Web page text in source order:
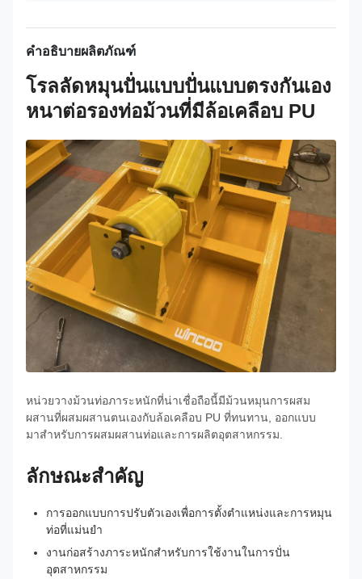
คำอธิบายผลิตภัณฑ์
โรลลัดหมุนปั่นแบบปั่นแบบตรงกันเอง
หนาต่อรองท่อม้วนที่มีล้อเคลือบ PU
หน่วยวางม้วนท่อภาระหนักที่น่าเชื่อถือนี้มีม้วนหมุนการผสม
ผสานที่ผสมผสานตนเองกับล้อเคลือบ PU ที่ทนทาน, ออกแบบ
มาสําหรับการผสมผสานท่อและการผลิตอุตสาหกรรม.
ลักษณะสําคัญ
การออกแบบการปรับตัวเองเพื่อการตั้งตําแหน่งและการหมุน
ท่อที่แม่นยํา
งานก่อสร้างภาระหนักสําหรับการใช้งานในการปั่น
อุตสาหกรรม